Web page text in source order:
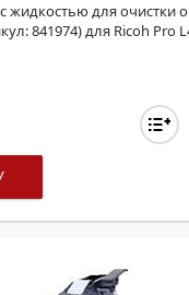
жидкостью для очистки
841974) для Ricoh Pro